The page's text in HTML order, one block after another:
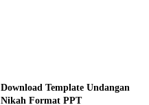
Download Template Undangan
Nikah Format PPT